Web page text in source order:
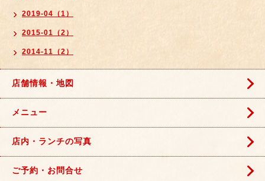
2019-04（1）
2015-01（2）
2014-11（2）
店舗情報・地図
メニュー
店内・ランチの写真
ご予約・お問合せ